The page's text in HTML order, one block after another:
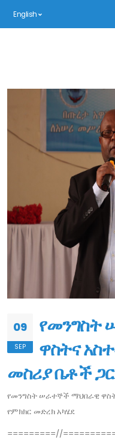
English
09
SEP
የመንግስት
ዋስትና
መስሪያ ቤቶች
የመንግስት ሠራተኞች ማህበራዊ
የምክክር መድረክ አካሄደ
=========//